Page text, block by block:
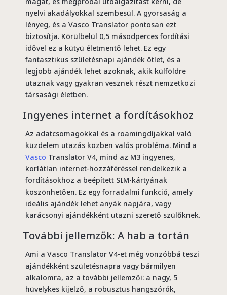
nyelvi akadályokkal szembesül. A gyorsaság a
lényeg, és a Vasco Translator pontosan ezt
biztosítja. Körülbelül 0,5 másodperces fordítási
idővel ez a kütyü életmentő lehet. Ez egy
fantasztikus születésnapi ajándék ötlet, és a
legjobb ajándék lehet azoknak, akik külföldre
utaznak vagy gyakran vesznek részt nemzetközi
társasági életben.
Ingyenes internet a fordításokhoz
Az adatcsomagokkal és a roamingdíjakkal való
küzdelem utazás közben valós probléma. Mind a
Vasco Translator V4, mind az M3 ingyenes,
korlátlan internet-hozzáféréssel rendelkezik a
fordításokhoz a beépített SIM-kártyának
köszönhetően. Ez egy forradalmi funkció, amely
ideális ajándék lehet anyák napjára, vagy
karácsonyi ajándékként utazni szerető szülőknek.
További jellemzők: A hab a tortán
Ami a Vasco Translator V4-et még vonzóbbá teszi
ajándékként születésnapra vagy bármilyen
alkalomra, az a további jellemzői: a nagy, 5
hüvelykes kijelző, a robusztus hangszórók,